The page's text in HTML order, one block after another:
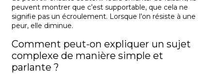
peuvent montrer que c’est supportable, que cela ne
signifie pas un écroulement. Lorsque l’on résiste à une
peur, elle diminue.
Comment peut-on expliquer un sujet
complexe de manière simple et
parlante ?